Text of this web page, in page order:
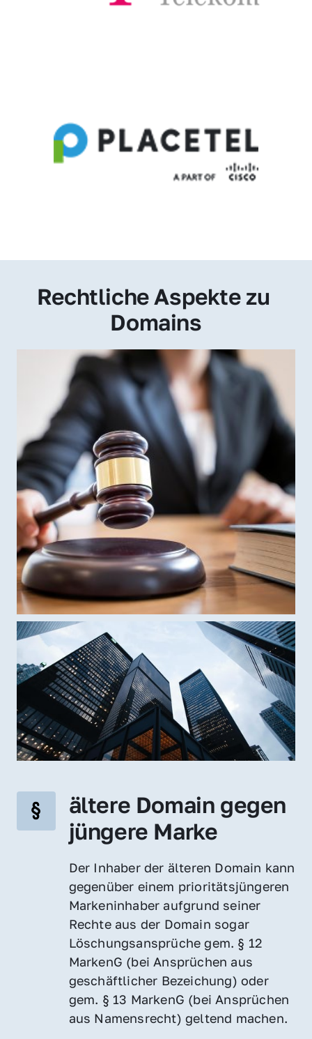
Rechtliche Aspekte zu
Domains
ältere Domain gegen
jüngere Marke
Der Inhaber der älteren Domain kann
gegenüber einem prioritätsjüngeren
Markeninhaber aufgrund seiner
Rechte aus der Domain sogar
Löschungsansprüche gem. § 12
MarkenG (bei Ansprüchen aus
geschäftlicher Bezeichung) oder
gem. § 13 MarkenG (bei Ansprüchen
aus Namensrecht) geltend machen.